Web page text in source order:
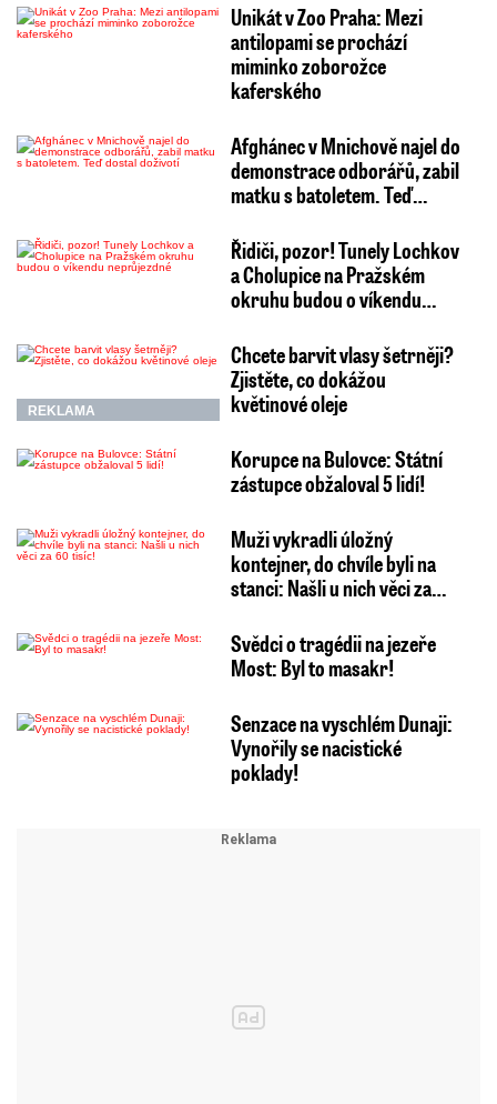
Unikát v Zoo Praha: Mezi
antilopami se prochází
miminko zoborožce
kaferského
Afghánec v Mnichově najel do
demonstrace odborářů, zabil
matku s batoletem. Teď…
Řidiči, pozor! Tunely Lochkov
a Cholupice na Pražském
okruhu budou o víkendu…
REKLAMA
Chcete barvit vlasy šetrněji?
Zjistěte, co dokážou
květinové oleje
Korupce na Bulovce: Státní
zástupce obžaloval 5 lidí!
Muži vykradli úložný
kontejner, do chvíle byli na
stanci: Našli u nich věci za…
Svědci o tragédii na jezeře
Most: Byl to masakr!
Senzace na vyschlém Dunaji:
Vynořily se nacistické
poklady!